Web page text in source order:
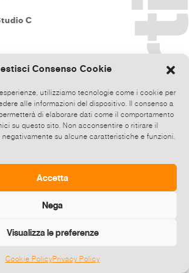
Consenso Cookie
utilizziamo tecnologie come i cookie per
alle informazioni del dispositivo. Il consenso a
di elaborare dati come il comportamento
su questo sito. Non acconsentire o ritirare il
su alcune caratteristiche e funzioni.
Accetta
Nega
Visualizza le preferenze
Cookie PolicyPrivacy Policy
C
©2026 E-zine